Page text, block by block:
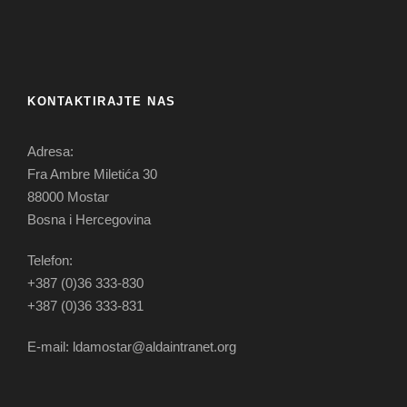
KONTAKTIRAJTE NAS
Adresa:
Fra Ambre Miletića 30
88000 Mostar
Bosna i Hercegovina
Telefon:
+387 (0)36 333-830
+387 (0)36 333-831
E-mail: ldamostar@aldaintranet.org